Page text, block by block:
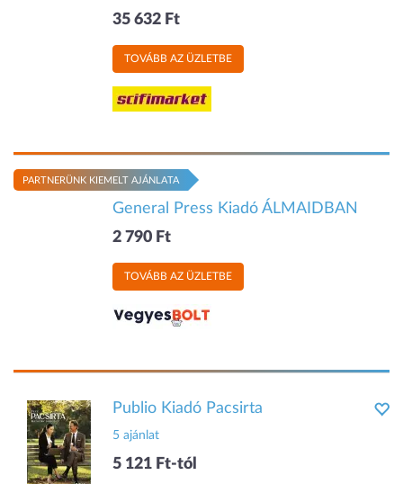
35 632 Ft
TOVÁBB AZ ÜZLETBE
PARTNERÜNK KIEMELT AJÁNLATA
General Press Kiadó ÁLMAIDBAN
2 790 Ft
TOVÁBB AZ ÜZLETBE
Publio Kiadó Pacsirta
5 ajánlat
5 121 Ft-tól